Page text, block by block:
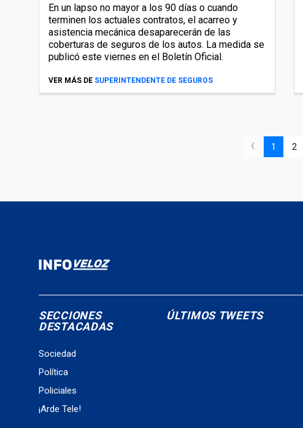
En un lapso no mayor a los 90 días o cuando
terminen los actuales contratos, el acarreo y
asistencia mecánica desaparecerán de las
coberturas de seguros de los autos. La medida se
publicó este viernes en el Boletín Oficial.
VER MÁS DE SUPERINTENDENTE DE SEGUROS
‹ 1 2
SECCIONES
DESTACADAS
Sociedad
Política
Policiales
¡Arde Tele!
ÚLTIMOS TWEETS